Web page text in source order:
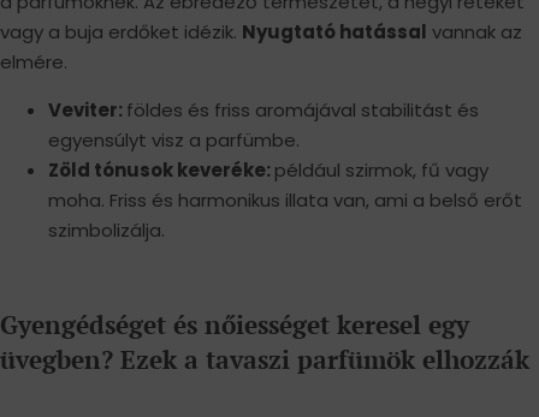
vagy a buja erdőket idézik. Nyugtató hatással vannak az
elmére.
Veviter:földes és friss aromájával stabilitást és
egyensúlyt visz a parfümbe.
Zöld tónusok keveréke:például szirmok, fű vagy
moha. Friss és harmonikus illata van, ami a belső erőt
szimbolizálja.
Gyengédséget és nőiességet keresel egy
üvegben? Ezek a tavaszi parfümök elhozzák